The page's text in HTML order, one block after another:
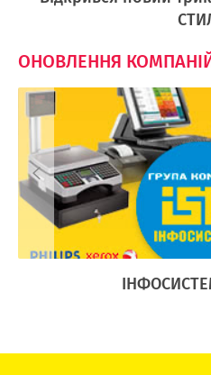
ОНОВЛЕННЯ